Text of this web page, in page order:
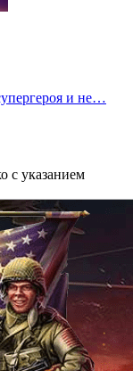
и не…
с указанием